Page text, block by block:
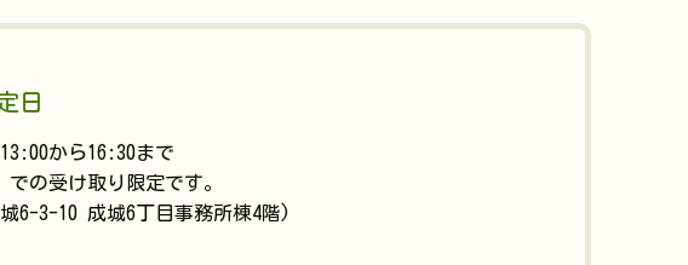
日
から16:30まで
での受け取り限定です。
6-3-10 成城6丁目事務所棟4階)